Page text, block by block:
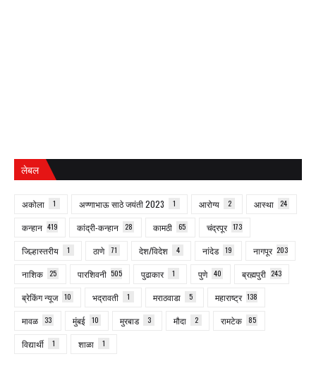
लेबल
अकोला 1 अण्णाभाऊ साठे जयंती 2023 1 आरोग्य 2 आस्था 24
कन्हान 419 कांद्री-कन्हान 28 कामठी 65 चंद्रपूर 173
जिल्हास्तरीय 1 ठाणे 71 देश/विदेश 4 नांदेड 19 नागपूर 203
नाशिक 25 पारशिवनी 505 पुढाकार 1 पुणे 40 ब्रह्मपुरी 243
ब्रेकिंग न्यूज 10 भद्रावती 1 मराठवाडा 5 महाराष्ट्र 138
मावळ 33 मुंबई 10 मुरबाड 3 मौदा 2 रामटेक 85
विद्यार्थी 1 शाळा 1